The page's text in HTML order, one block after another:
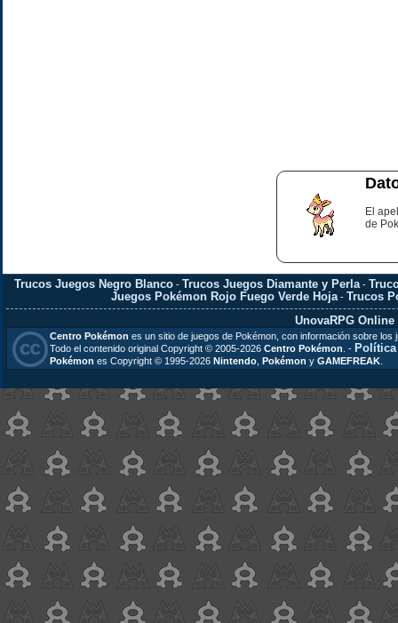
El
de
Trucos Juegos Negro Blanco- Trucos Juegos Diamante y Perla-
Juegos Pokémon Rojo Fuego Verde Hoja -Trucos
UnovaRPG Online
Centro Pokémon es un sitio de juegos de Pokémon, con información sobre
Todo el contenido original Copyright © 2005-2026 Centro Pokémon . -
Pokémon es Copyright © 1995-2026 Nintendo Pokémon y GAMEFREAK